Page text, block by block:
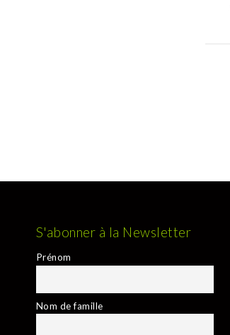
S'abonner à la Newsletter
Prénom
Nom de famille